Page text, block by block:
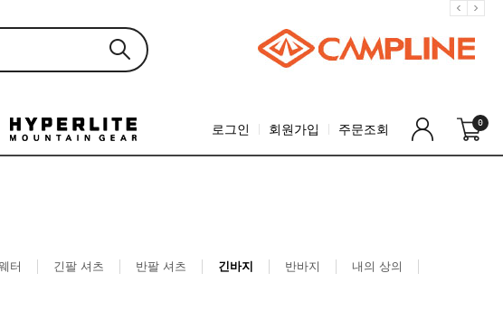
로그인 회원가입 주문조회 0
터 긴팔 셔츠 반팔 셔츠 긴바지 반바지 내의 상의